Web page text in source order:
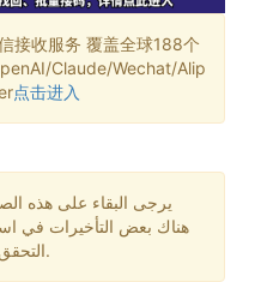
接收服务 覆盖全球188个
Claude/Wechat/Alip
点击进入
يرجى البقاء على هذه
هناك بعض التأخيرات في
التحقق لفترة طويلة، يرجى تغيير الرقم.